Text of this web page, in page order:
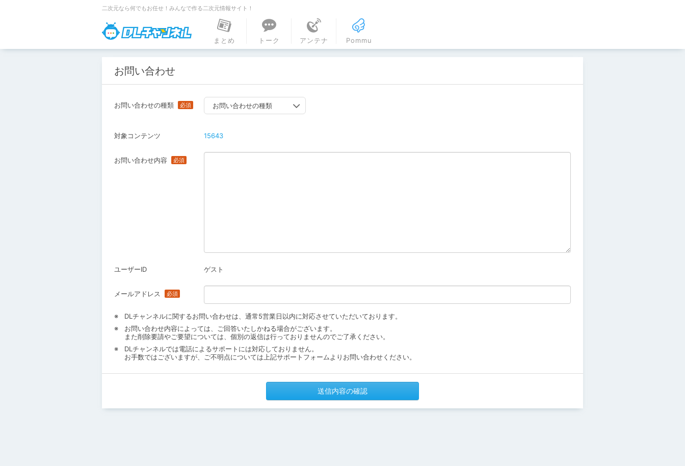
二次元なら何でもお任せ！みんなで作る二次元情報サイト！
DLチャンネル
まとめ
トーク アンテナ Pommu
お問い合わせ
お問い合わせの種類 お問い合わせの種類
対象コンテンツ 15643
お問い合わせ内容
ユーザーID ゲスト
メールアドレス
DLチャンネルに関するお問い合わせは、通常5営業日以内に対応させていただいております。
お問い合わせ内容によっては、ご回答いたしかねる場合がございます。
また削除要請やご要望については、個別の返信は行っておりませんのでご了承ください。
DLチャンネルでは電話によるサポートには対応しておりません。
お手数ではございますが、ご不明点については上記サポートフォームよりお問い合わせください。
送信内容の確認